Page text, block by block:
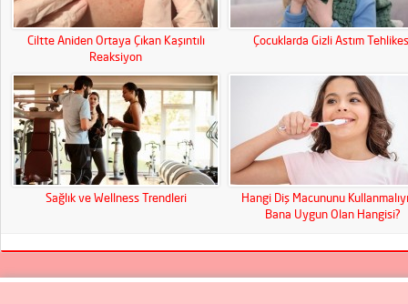
Ciltte Aniden Ortaya Çıkan Kaşıntılı
Reaksiyon
Çocuklarda Gizli Astım
Sağlık ve Wellness Trendleri
Hangi Diş Macununu
Bana Uygun Olan Hangisi?